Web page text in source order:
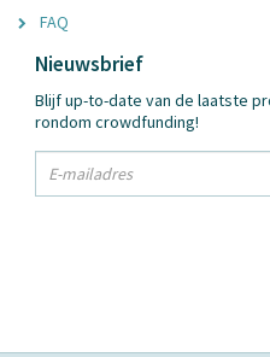
FAQ
Nieuwsbrief
Blijf up-to-date van de laatste
rondom crowdfunding!
Email